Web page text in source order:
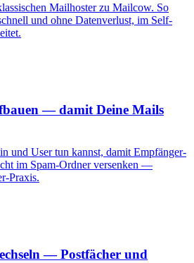
Mailhoster zu Mailcow. So
und ohne Datenverlust, im Self-
— damit Deine Mails
und User tun kannst, damit Empfänger-
im Spam-Ordner versenken —
Praxis.
— Postfächer und